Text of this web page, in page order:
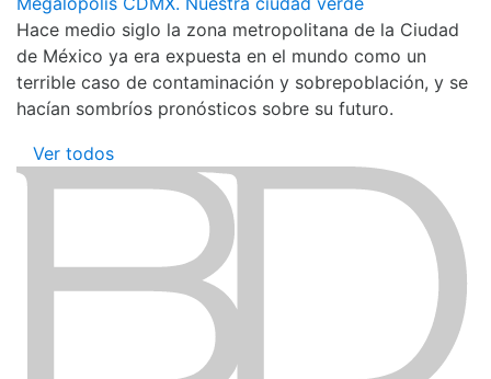
Hace medio siglo la zona metropolitana de la Ciudad
de México ya era expuesta en el mundo como un
terrible caso de contaminación y sobrepoblación, y se
hacían sombríos pronósticos sobre su futuro.
Ver todos